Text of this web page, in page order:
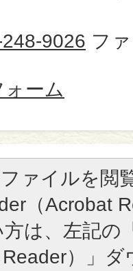
9026 フ
ーム
ァイルを閲
（Acrobat
は、左記の
）」